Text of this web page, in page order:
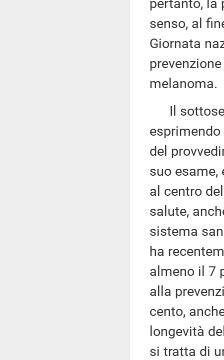
pertanto, la
senso, al
Giornata
melanoma.
Il
del
suo esame,
al centro
salute,
sistema
ha
almeno il 7
alla
cento,
longevità
si tratta di